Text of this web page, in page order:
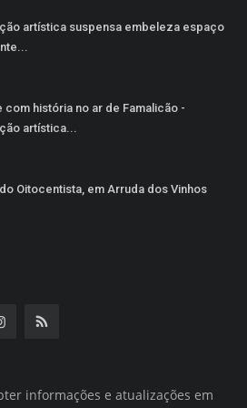
artística suspensa embeleza espaço
com história no ar de Famalicão -
artística...
Oitocentista, em Arruda dos Vinhos
informações e atualizações em